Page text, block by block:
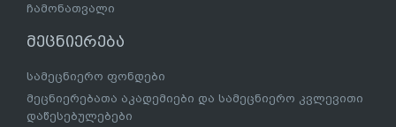
ჩამონათვალი
მეცნიერება
სამეცნიერო ფონდები
მეცნიერებათა აკადემიები და სამეცნიერო კვლევითი
დაწესებულებები